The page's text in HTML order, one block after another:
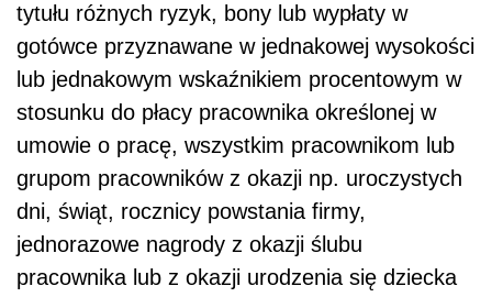
tytułu różnych ryzyk, bony lub wypłaty w
gotówce przyznawane w jednakowej wysokości
lub jednakowym wskaźnikiem procentowym w
stosunku do płacy pracownika określonej w
umowie o pracę, wszystkim pracownikom lub
grupom pracowników z okazji np. uroczystych
dni, świąt, rocznicy powstania firmy,
jednorazowe nagrody z okazji ślubu
pracownika lub z okazji urodzenia się dziecka